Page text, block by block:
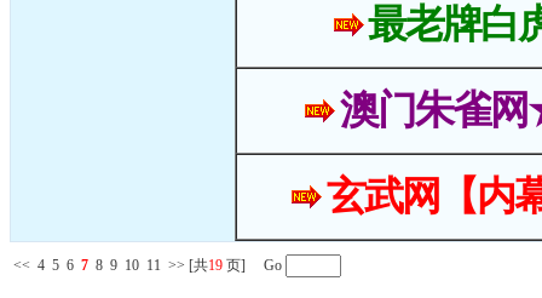
最老牌白
澳门朱雀
玄武网【内
<< 4 5 6 7 8 9 10 11 >> [共19 页] Go